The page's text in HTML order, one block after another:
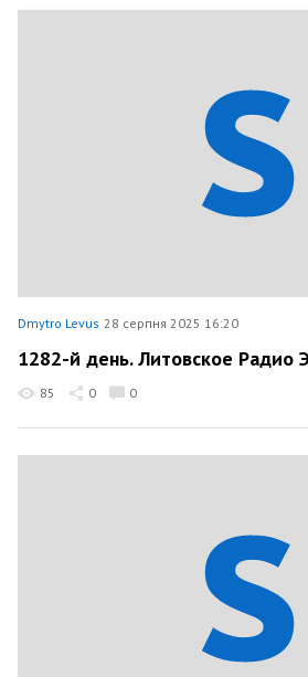
Dmytro Levus 28 серпня 2025 16:20
1282-й день. Литовское Радио
85 0 0